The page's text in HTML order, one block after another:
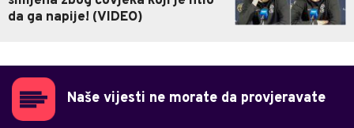
da ga napije! (VIDEO)
Naše vijesti ne morate da provjeravate